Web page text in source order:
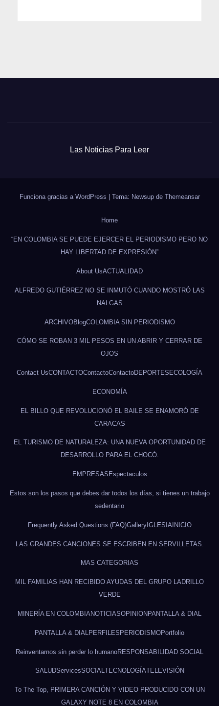
Las Noticias Para Leer
Funciona gracias a WordPress Tema: Newsup de Themeansar
Home
“EN COLOMBIA SE PUEDE EJERCER EL PERIODISMO PERO NO
HAY LIBERTAD DE EXPRESIÓN”
About UsACTUALIDAD
ALFREDO GUTIÉRREZ NO SE INMUTÓ CUANDO MOSTRÓ LAS
NALGAS
ARCHIVOBlogCOLOMBIA SIN PERIODISMO
CÓMO SE ROBAN 3 MIL PESOS EN UN ABRIR Y CERRAR DE
OJOS
Contact UsCONTACTOContactoContactoDEPORTES ECOLOGÍA
ECONOMÍA
EL BILLO QUE REVOLUCIONÓ EL BAILE SE ENAMORÓ DE
CARACAS
EL TURISMO DE NATURALEZA: UNA NUEVA OPORTUNIDAD DE
DESARROLLO PARA EL CHOCÓ.
EMPRESAS Espectaculos
Estos son los pasos que debes dar todos los días, si tienes un trabajo
sedentario
Frequently Asked Questions (FAQ)GalleryIGLESIA INICIO
LAS GRANDES CANCIONES SE ESCRIBEN EN SERVILLETAS.
MAS CATEGORIAS
MIL FAMILIAS HAN RECIBIDO AYUDAS DEL GRUPO LADRILLO
VERDE
MINERÍA EN COLOMBIA NOTICIASOPINION PANTALLA & DIAL
PANTALLA & DIAL PERFILESPERIODISMOPortfolio
Reinventarnos sin perder lo humanoRESPONSABILIDAD SOCIAL
SALUDServicesSOCIALTECNOLOGÍATELEVISIÓN
To The Top, PRIMERA CANCIÓN Y VIDEO PRODUCIDO CON UN
GALAXY NOTE 8 EN COLOMBIA